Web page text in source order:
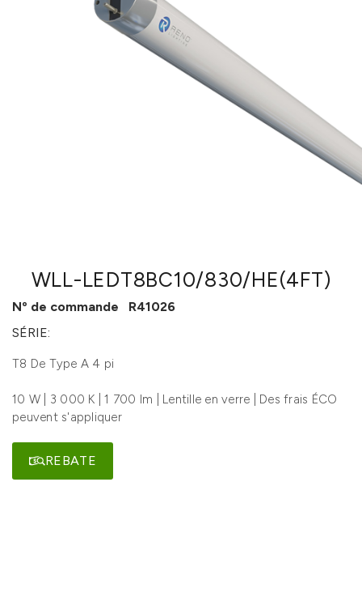
WLL-LEDT8BC10/830/HE(4FT)
Nº de commande
R41026
SÉRIE:
T8 De Type A 4 pi
10 W | 3 000 K | 1 700 lm | Lentille en verre | Des frais ÉCO
peuvent s'appliquer
REBATE